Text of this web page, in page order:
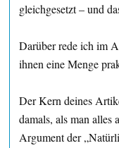
gleichgesetzt – und
Darüber rede ich im
ihnen eine Menge
Der Kern deines
damals, als man alles
Argument der